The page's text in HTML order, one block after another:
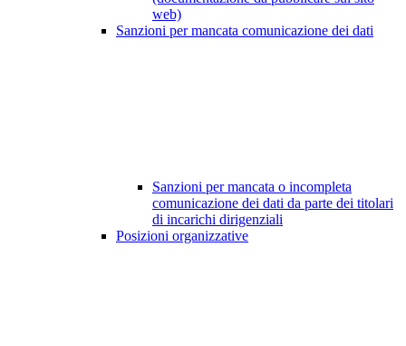
web)
Sanzioni per mancata comunicazione dei dati
Sanzioni per mancata o incompleta
comunicazione dei dati da parte dei titolari
di incarichi dirigenziali
Posizioni organizzative